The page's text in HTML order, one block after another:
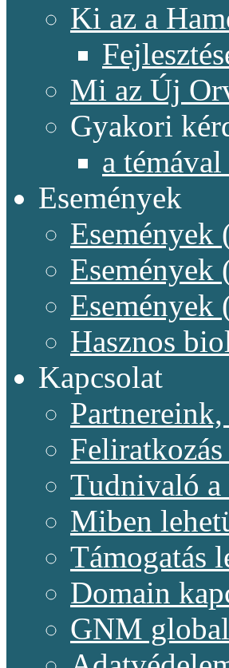
Ki az a
Mi az Új
Gyakori
a
Események
Események
Események
Események
Hasznos
Kapcsolat
Tudnivaló
Miben
Támogatás
Domain
GNM global